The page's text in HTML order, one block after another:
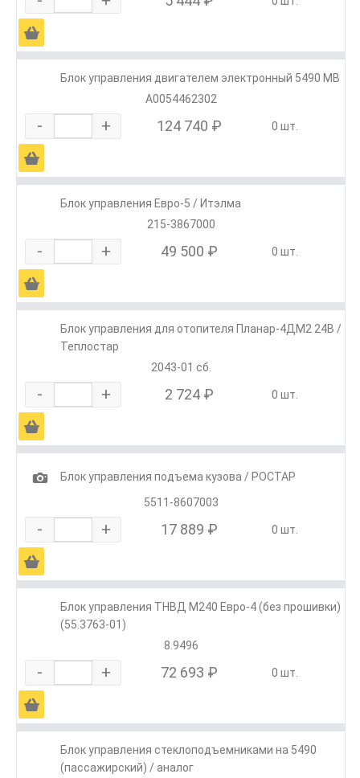
Ä
Блок управления двигателем электронный 5490 MB
А0054462302
- + 124 740 ₽ 0 шт.
Ä
Блок управления Евро-5 / Итэлма
215-3867000
- + 49 500 ₽ 0 шт.
Ä
Блок управления для отопителя Планар-4ДМ2 24В /
Теплостар
2043-01 сб.
- + 2 724 ₽ 0 шт.
Ä
1
Блок управления подъема кузова / РОСТАР
5511-8607003
- + 17 889 ₽ 0 шт.
Ä
Блок управления ТНВД М240 Евро-4 (без прошивки)
(55.3763-01)
8.9496
- + 72 693 ₽ 0 шт.
Ä
Блок управления стеклоподъемниками на 5490
(пассажирский) / аналог